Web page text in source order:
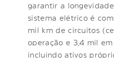
garantir a
sistema elétrico é
mil km de circuitos
operação e 3,4 mil em
incluindo ativos